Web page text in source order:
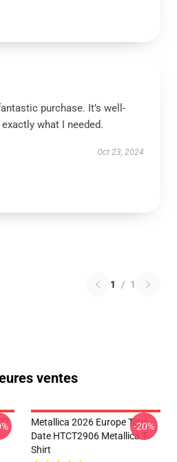
purchase. It’s well-
what I needed.
Oct 23, 2024
1 / 1
ventes
Metallica 2026 Europe Tour
Date HTCT2906 Metallica T-
Shirt
-20%